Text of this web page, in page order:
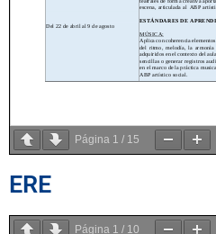
Página 1 / 15
ERE
Página 1 / 10